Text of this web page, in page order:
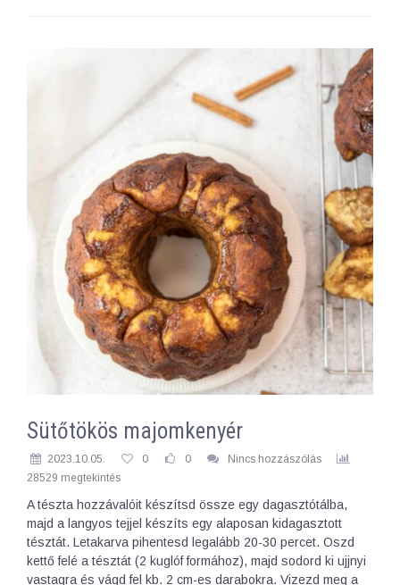
Sütőtökös majomkenyér
2023.10.05. 0 0
Nincs hozzászólás
28529 megtekintés
A tészta hozzávalóit készítsd össze egy dagasztótálba,
majd a langyos tejjel készíts egy alaposan kidagasztott
tésztát. Letakarva pihentesd legalább 20-30 percet. Oszd
kettő felé a tésztát (2 kuglóf formához), majd sodord ki ujjnyi
vastagra és vágd fel kb. 2 cm-es darabokra. Vizezd meg a